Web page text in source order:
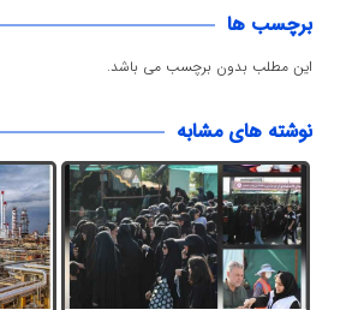
برچسب ها
این مطلب بدون برچسب می باشد.
نوشته های مشابه